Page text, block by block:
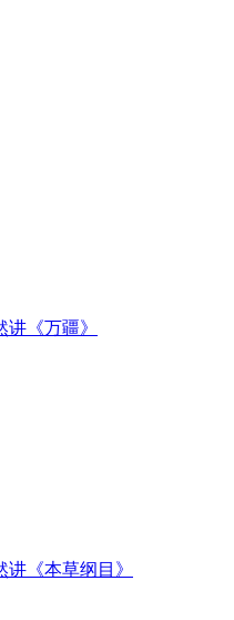
《万疆》
《本草纲目》